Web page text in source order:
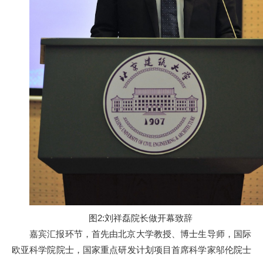
图2:刘祥磊院长做开幕致辞
嘉宾汇报环节，首先由北京大学教授、博士生导师，国际
欧亚科学院院士，国家重点研发计划项目首席科学家邬伦院士